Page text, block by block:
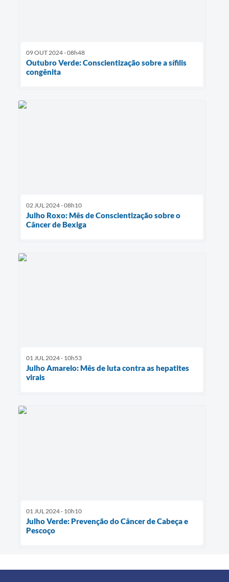
09 OUT 2024 - 08h48
Outubro Verde: Conscientização sobre a sífilis
congênita
02 JUL 2024 - 08h10
Julho Roxo: Mês de Conscientização sobre o
Câncer de Bexiga
01 JUL 2024 - 10h53
Julho Amarelo: Mês de luta contra as hepatites
virais
01 JUL 2024 - 10h10
Julho Verde: Prevenção do Câncer de Cabeça e
Pescoço